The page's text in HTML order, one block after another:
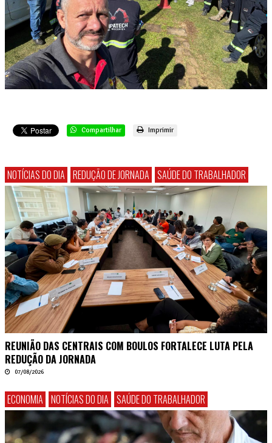
Compartilhar Imprimir
NOTÍCIAS DO DIA REDUÇÃO DE JORNADA SAÚDE DO TRABALHADOR
REUNIÃO DAS CENTRAIS COM BOULOS FORTALECE LUTA PELA
REDUÇÃO DA JORNADA
07/08/2026
ECONOMIA NOTÍCIAS DO DIA SAÚDE DO TRABALHADOR